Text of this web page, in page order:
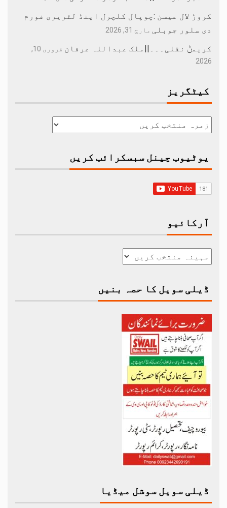
کروڑ لال عیسن :چوپال کلچرل اینڈ لٹریری فورم
دی سلور جوبلی مارچ 31, 2026
کریمݨ نقلی۔۔۔||ملک عبداللہ عرفان
فروری 10,
2026
کیٹگریز
یوٹیوب چینل سبسکرائب کریں
آرکائیو
ڈیلی سویل کا حصہ بنیں
ڈیلی سویل سوشل میڈیا